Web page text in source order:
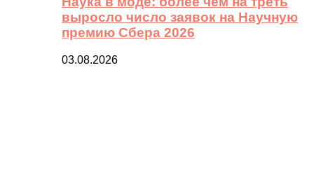
выросло число заявок на Научную
премию Сбера 2026
03.08.2026